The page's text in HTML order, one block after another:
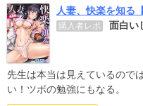
人妻、快楽を知る
購入者レポ 面白い
先生は本当は見えているので
い！ツボの勉強にもなる。